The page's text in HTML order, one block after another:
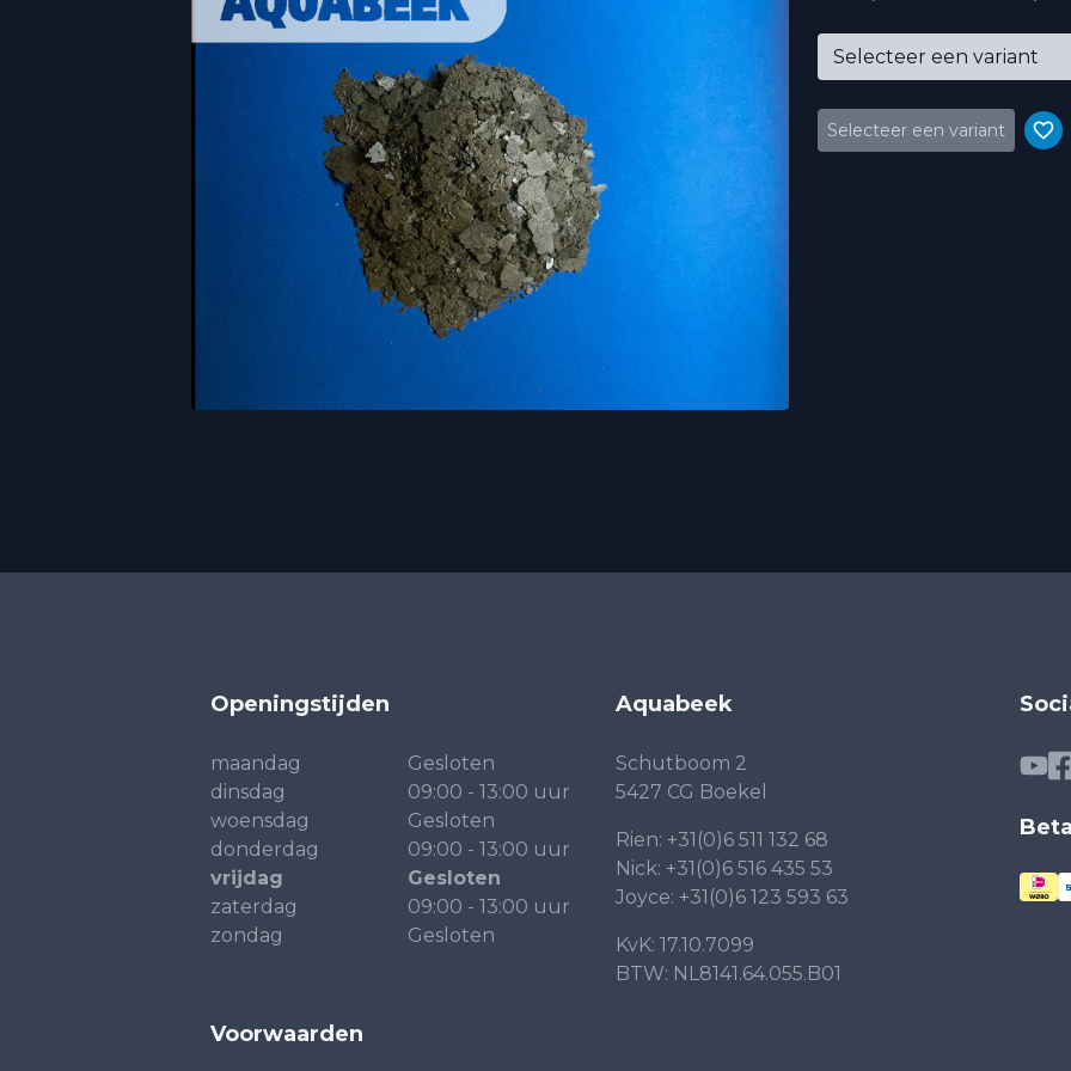
Selecteer een variant
Openingstijden
maandag
Gesloten
dinsdag
09:00 - 13:00 uur
woensdag
Gesloten
donderdag
09:00 - 13:00 uur
vrijdag
Gesloten
zaterdag
09:00 - 13:00 uur
zondag
Gesloten
Aquabeek
Schutboom 2
5427 CG Boekel
Rien: +31(0)6 511 132 68
Nick: +31(0)6 516 435 53
Joyce: +31(0)6 123 593 63
KvK: 17.10.7099
BTW: NL8141.64.055.B01
Voorwaarden